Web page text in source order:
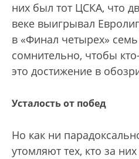
них был тот ЦСКА, что
веке выигрывал
в «Финал четырех»
сомнительно, чтобы
это достижение в
Усталость от побед
Но как ни
утомляют тех, кто за